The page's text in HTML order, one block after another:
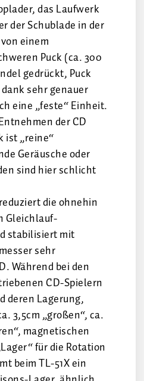
das Laufwerk
der Schublade in der
einem
Puck (ca. 300
gedrückt, Puck
sehr genauer
eine „feste“ Einheit.
der CD
ist „reine“
Geräusche oder
sind hier schlicht
die ohnehin
Gleichlauf-
stabilisiert mit
sehr
Während bei den
CD-Spielern
deren Lagerung,
3,5cm „großen“, ca.
magnetischen
für die Rotation
beim TL-51X ein